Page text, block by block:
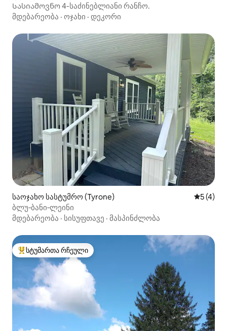
Სასიამოვნო 4-საძინებლიანი რანჩო.
მდებარეობა · ოჯახი · დეკორი
საოჯახო სასტუმრო (Tyrone)
5 (4)
ბლუ‑ბანი‑ლეინი
მდებარეობა · სისუფთავე · მასპინძლობა
სტუმართა რჩეული მოწინავე ვარიანტი
სტუმართა რჩეული